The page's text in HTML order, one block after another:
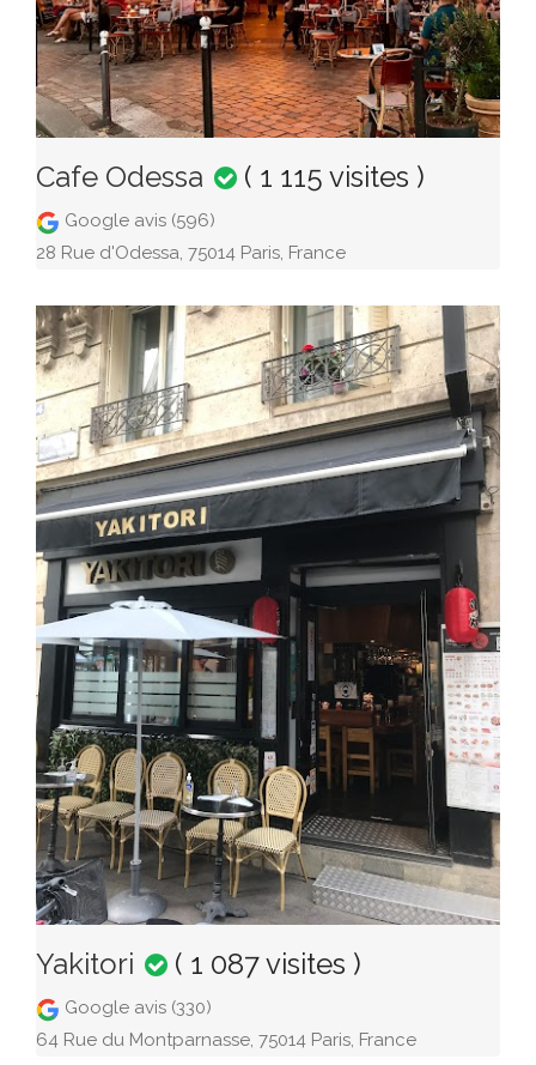
Cafe Odessa ( 1 115 visites )
Google avis (596)
28 Rue d'Odessa, 75014 Paris, France
Yakitori ( 1 087 visites )
Google avis (330)
64 Rue du Montparnasse, 75014 Paris, France